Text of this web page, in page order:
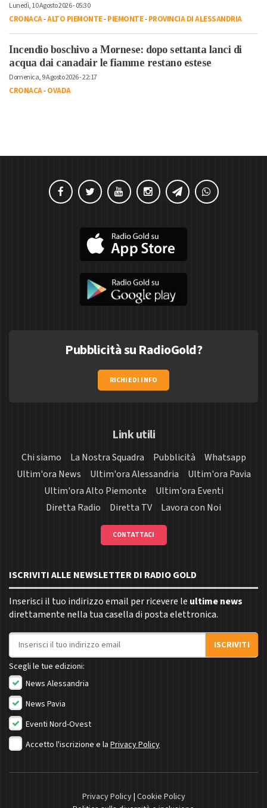
Lunedì, 10 Agosto 2026 - 05:30
CRONACA-ALTO PIEMONTE-PIEMONTE-PROVINCIA DI ALESSANDRIA
Incendio boschivo a Mornese: dopo settanta lanci di
acqua dai canadair le fiamme restano estese
Domenica, 9 Agosto 2026 - 22:17
CRONACA-OVADA
Pubblicità su RadioGold?
RICHIEDI INFO
Link utili
Chi siamo La Nostra Squadra Pubblicità
Whatsapp
Ultim'ora News
Ultim'ora Alessandria
Ultim'ora Pavia
Ultim'ora Alto Piemonte
Ultim'ora Eventi
Diretta Radio
Diretta TV Lavora con Noi
CONTATTACI
ISCRIVITI ALLE NEWSLETTER DI RADIO GOLD
Inserisci il tuo indirizzo email per ricevere le ultime news
direttamente nella tua casella di posta elettronica.
Indirizzo email
ISCRIVITI
Scegli le tue edizioni:
News Alessandria
News Pavia
Eventi Nord-Ovest
Accetto l'iscrizione e la Privacy Policy
Privacy Policy| Cookie Policy